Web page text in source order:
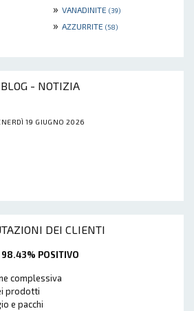
» VANADINITE (39)
» AZZURRITE (58)
BLOG - NOTIZIA
19 GIUGNO 2026
DEI CLIENTI
98.43% POSITIVO
complessiva
prodotti
e pacchi